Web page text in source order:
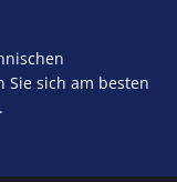
sich am besten